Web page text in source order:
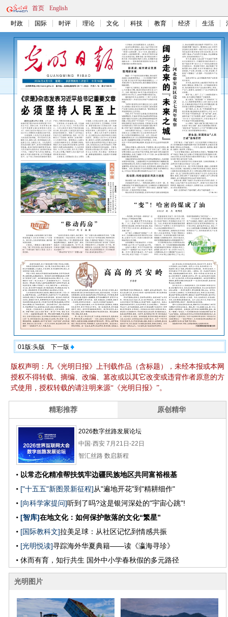
首页 English
时政 国际 时评 理论 文化 科技 教育 经济 生活
01版:头版 下一版
版权声明：凡《光明日报》上刊载作品（含标题），未经本报或本网
授权不得转载、摘编、改编、篡改或以其它改变或违背作者原意的方
式使用，授权转载的请注明来源“《光明日报》”。